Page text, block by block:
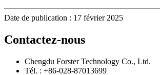
Date de publication : 17 février 2025
Contactez-nous
Chengdu Forster Technology Co., Ltd.
Tél. : +86-028-87013699